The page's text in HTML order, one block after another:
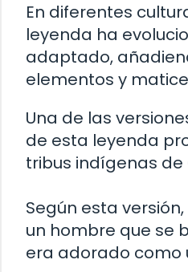
En diferentes
leyenda ha
adaptado,
elementos y
Una de las
de esta leyenda
tribus indígenas de
Según esta
un hombre que se
era adorado como